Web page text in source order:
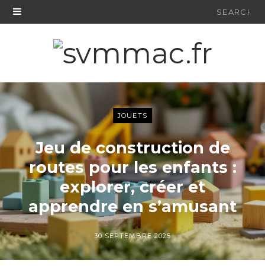
Search
JOUETS
Jeu de construction de
routes pour les enfants :
explorer, créer et
apprendre en s’amusant
30 SEPTEMBRE 2025